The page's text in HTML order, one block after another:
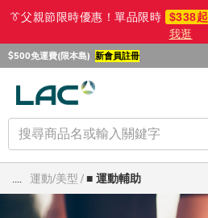
👔父親節限時優惠！單品限時 $338起
我逛
$500免運費(限本島) 新會員註冊
.... 運動/美型 ■ 運動輔助